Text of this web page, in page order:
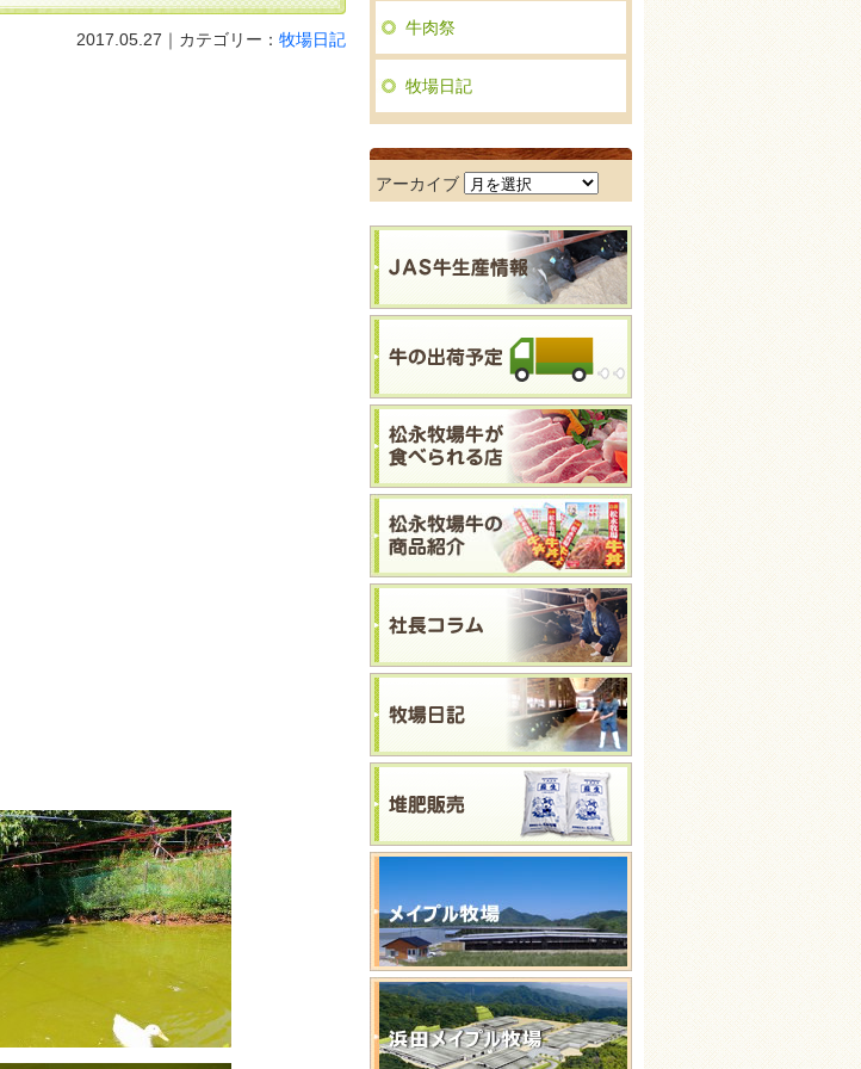
2017.05.27｜カテゴリー： 牧場日記
牛肉祭
牧場日記
アーカイブ
ア
ー
カ
ブ